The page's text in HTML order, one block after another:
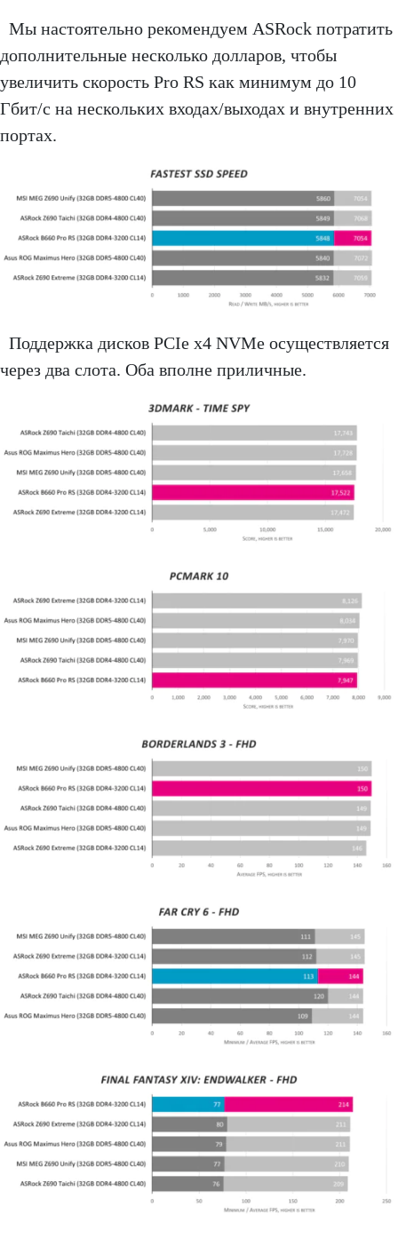
Мы настоятельно рекомендуем ASRock потратить
дополнительные несколько долларов, чтобы
увеличить скорость Pro RS как минимум до 10
Гбит/с на нескольких входах/выходах и внутренних
портах.
Поддержка дисков PCIe x4 NVMe осуществляется
через два слота. Оба вполне приличные.